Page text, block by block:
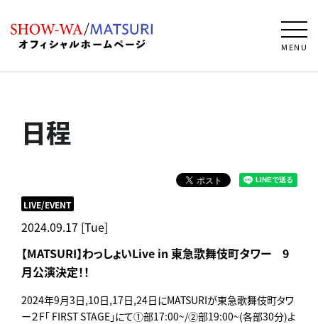
MENU
日程
2024.09.17 [Tue]
LIVE/EVENT
【MATSURI】わっしょいLive in 東急歌舞伎町タワー 9
月公演決定！！
2024年9月3日,10日,17日,24日にMATSURIが東急歌舞伎町タワ
ー２F「 FIRST STAGE」にて①部17:00~/②部19:00~(各部30分)よ